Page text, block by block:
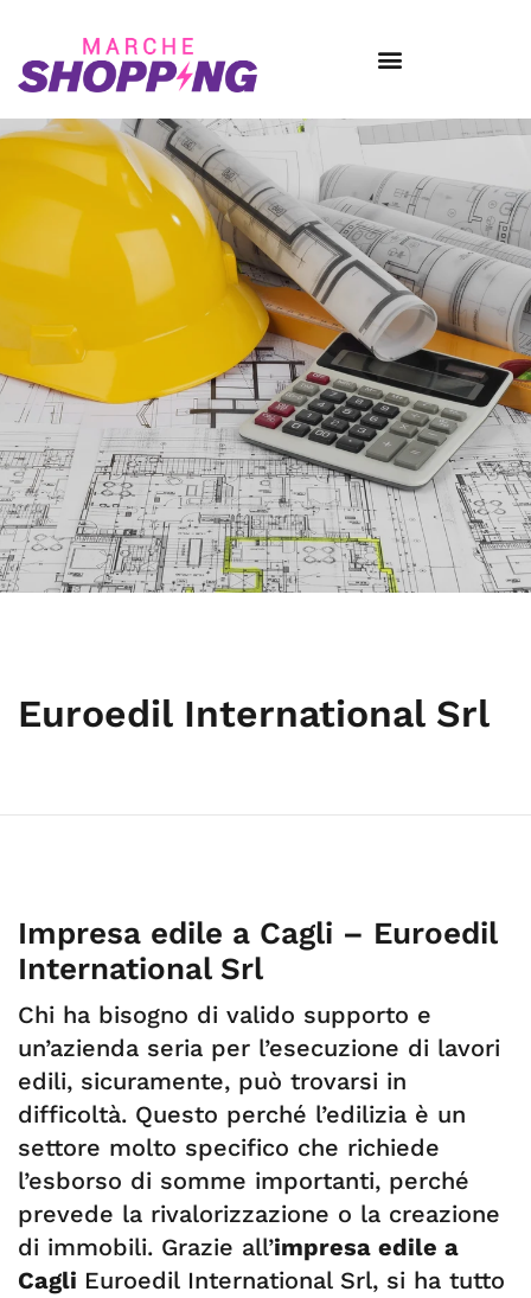
Euroedil International Srl
Impresa edile a Cagli – Euroedil
International Srl
Chi ha bisogno di valido supporto e
un’azienda seria per l’esecuzione di lavori
edili, sicuramente, può trovarsi in
difficoltà. Questo perché l’edilizia è un
settore molto specifico che richiede
l’esborso di somme importanti, perché
prevede la rivalorizzazione o la creazione
di immobili. Grazie all’impresa edile a
Cagli Euroedil International Srl, si ha tutto